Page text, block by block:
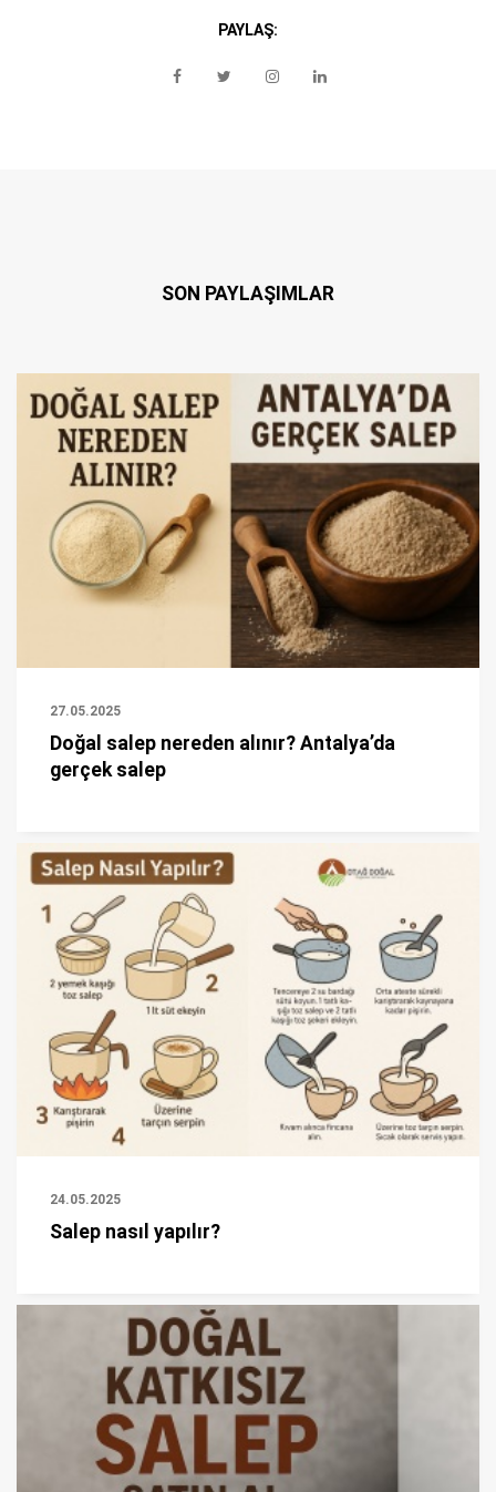
PAYLAŞ:
SON PAYLAŞIMLAR
27.05.2025
Doğal salep nereden alınır? Antalya’da
gerçek salep
24.05.2025
Salep nasıl yapılır?